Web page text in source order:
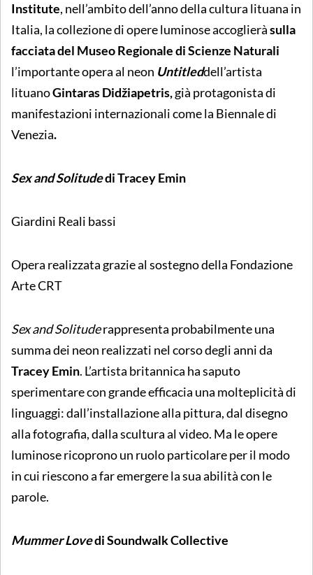
Institute, nell’ambito dell’anno della cultura lituana in
Italia, la collezione di opere luminose accoglieràsulla
facciata del Museo Regionale di Scienze Naturali
l’importante opera al neon Untitleddell’artista
lituanoGintaras Didžiapetris,già protagonista di
manifestazioni internazionali come la Biennale di
Venezia.
Sex and SolitudediTracey Emin
Giardini Reali bassi
Opera realizzata grazie al sostegno della Fondazione
Arte CRT
Sex and Solituderappresenta probabilmente una
summa dei neon realizzati nel corso degli anni da
Tracey Emin. L’artista britannica ha saputo
sperimentare con grande efficacia una molteplicità di
linguaggi: dall’installazione alla pittura, dal disegno
alla fotografia, dalla scultura al video. Ma le opere
luminose ricoprono un ruolo particolare per il modo
in cui riescono a far emergere la sua abilità con le
parole.
Mummer LovediSoundwalk Collective